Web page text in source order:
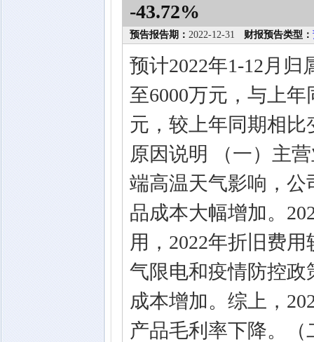
-43.72%
预告报告期： 2022-12-31 财报预告类型：
预计2022年1-12月
至6000万元，与上
元，较上年同期相比
原因说明 （一）主
端高温天气影响，
品成本大幅增加。
用，2022年折旧费
气限电和疫情防控
成本增加。综上，
产品毛利率下降。